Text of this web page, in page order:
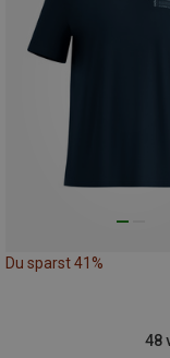
Du sparst 41%
48